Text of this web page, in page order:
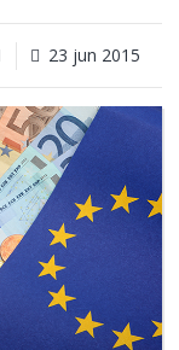
23 jun 2015